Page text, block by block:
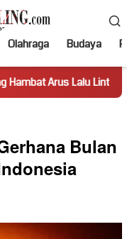
Olahraga Budaya
Lintas di Jalan
Bulan